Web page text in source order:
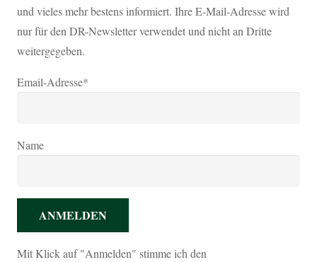
und vieles mehr bestens informiert. Ihre E-Mail-Adresse wird
nur für den DR-Newsletter verwendet und nicht an Dritte
weitergegeben.
Email-Adresse*
Name
Mit Klick auf "Anmelden" stimme ich den